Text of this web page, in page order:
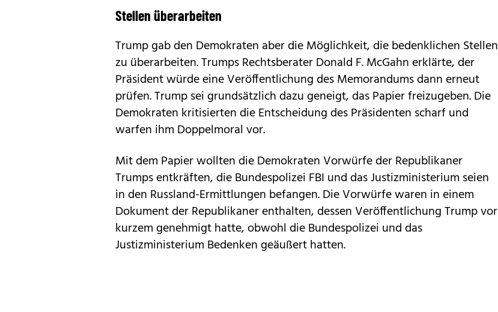
Stellen überarbeiten
Trump gab den Demokraten aber die Möglichkeit, die bedenklichen Stellen
zu überarbeiten. Trumps Rechtsberater Donald F. McGahn erklärte, der
Präsident würde eine Veröffentlichung des Memorandums dann erneut
prüfen. Trump sei grundsätzlich dazu geneigt, das Papier freizugeben. Die
Demokraten kritisierten die Entscheidung des Präsidenten scharf und
warfen ihm Doppelmoral vor.
Mit dem Papier wollten die Demokraten Vorwürfe der Republikaner
Trumps entkräften, die Bundespolizei FBI und das Justizministerium seien
in den Russland-Ermittlungen befangen. Die Vorwürfe waren in einem
Dokument der Republikaner enthalten, dessen Veröffentlichung Trump vor
kurzem genehmigt hatte, obwohl die Bundespolizei und das
Justizministerium Bedenken geäußert hatten.